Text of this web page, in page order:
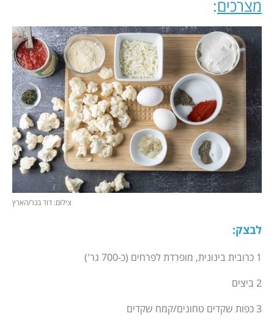
מצרכים:
צילום: דוד בכר/הארץ
לבצק:
1 כרובית בינונית, מופרדת לפרחים (כ-700 גר')
2 ביצים
3 כפות שקדים טחונים/קמח שקדים